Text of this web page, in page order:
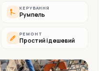
КЕРУВАННЯ
Румпель
РЕМОНТ
Простий і дешевий